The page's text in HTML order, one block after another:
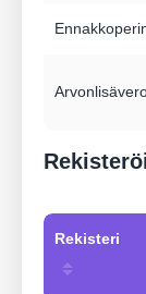
Rekisteri